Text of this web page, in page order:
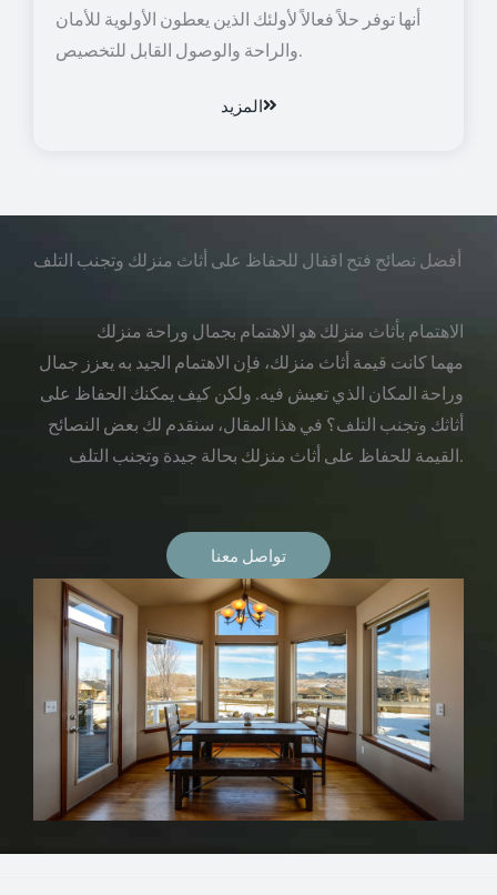
أنها توفر حلاً فعالاً لأولئك الذين يعطون الأولوية للأمان
والراحة والوصول القابل للتخصيص.
المزيد
أفضل نصائح فتح اقفال للحفاظ على أثاث منزلك وتجنب التلف
الاهتمام بأثاث منزلك هو الاهتمام بجمال وراحة منزلك
مهما كانت قيمة أثاث منزلك، فإن الاهتمام الجيد به يعزز جمال
وراحة المكان الذي تعيش فيه. ولكن كيف يمكنك الحفاظ على
أثاثك وتجنب التلف؟ في هذا المقال، سنقدم لك بعض النصائح
القيمة للحفاظ على أثاث منزلك بحالة جيدة وتجنب التلف.
تواصل معنا